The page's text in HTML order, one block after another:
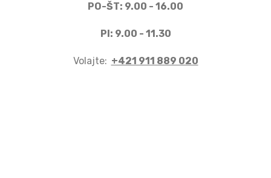
PO-ŠT: 9.00 - 16.00
PI: 9.00 - 11.30
Volajte: +421 911 889 020